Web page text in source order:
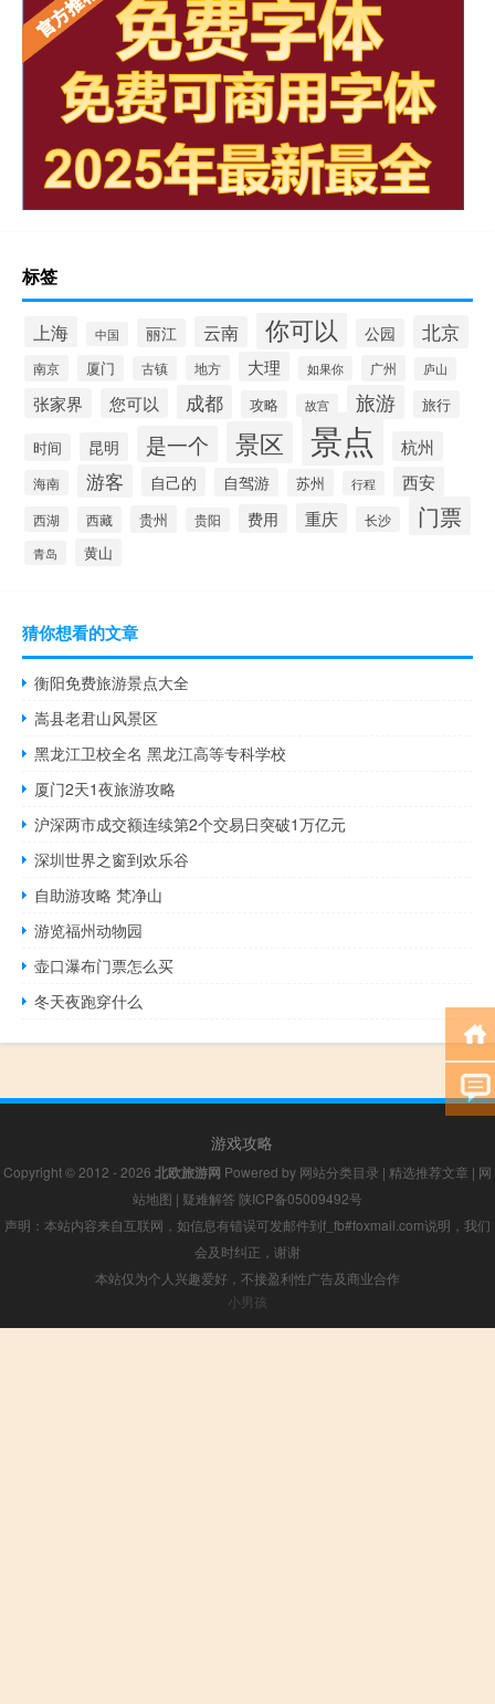
标签
上海 中国 丽江 云南 你可以 公园 北京
南京 厦门 古镇 地方 大理 如果你 广州 庐山
张家界 您可以 成都 攻略 故宫 旅游 旅行
时间 昆明 是一个 景区 景点 杭州
海南 游客 自己的 自驾游 苏州 行程 西安
西湖 西藏 贵州 贵阳 费用 重庆 长沙 门票
青岛 黄山
猜你想看的文章
衡阳免费旅游景点大全
嵩县老君山风景区
黑龙江卫校全名 黑龙江高等专科学校
厦门2天1夜旅游攻略
沪深两市成交额连续第2个交易日突破1万亿元
深圳世界之窗到欢乐谷
自助游攻略 梵净山
游览福州动物园
壶口瀑布门票怎么买
冬天夜跑穿什么
游戏攻略
Copyright © 2012 - 2026 北欧旅游网 Powered by 网站分类目录 | 精选推荐文章 | 网
站地图 | 疑难解答 陕ICP备05009492号
声明：本站内容来自互联网，如信息有错误可发邮件到f_fb#foxmail.com说明，我们
会及时纠正，谢谢
本站仅为个人兴趣爱好，不接盈利性广告及商业合作
小男孩